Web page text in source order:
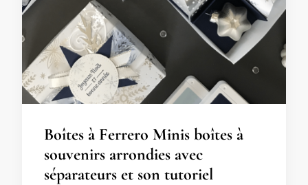
Boîtes à Ferrero Minis boîtes à
souvenirs arrondies avec
séparateurs et son tutoriel